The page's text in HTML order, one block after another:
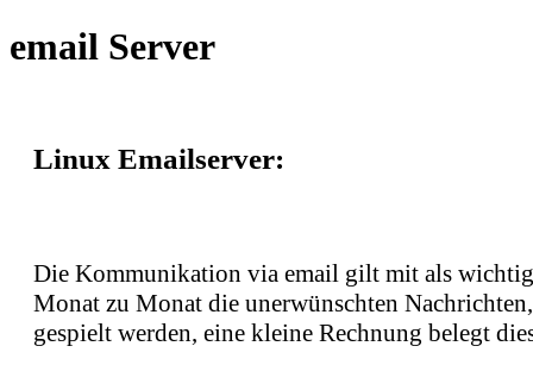
email Server
Linux Emailserver:
Die Kommunikation via email gilt mit als
Monat zu Monat die unerwünschten
gespielt werden, eine kleine Rechnung belegt